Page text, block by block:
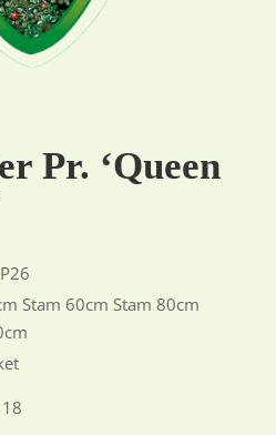
Pr. ‘Queen
Stam 60cm Stam 80cm